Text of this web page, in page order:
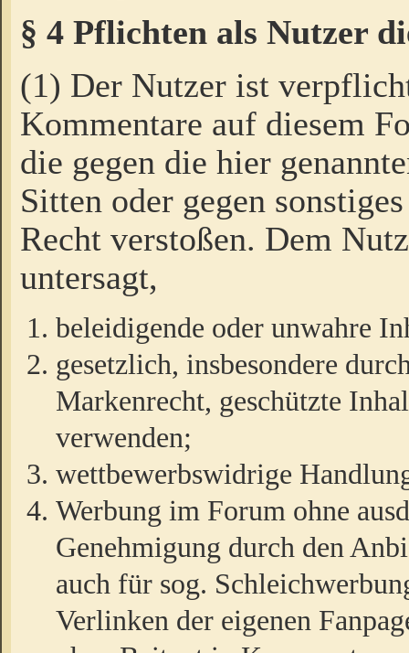
§ 4 Pflichten als Nutzer
(1) Der Nutzer ist
Kommentare auf diesem
die gegen die hier
Sitten oder gegen
Recht verstoßen. Dem
untersagt,
beleidigende oder unwahre
gesetzlich, insbesondere
Markenrecht, geschützte
verwenden;
wettbewerbswidrige
Werbung im Forum ohne
Genehmigung durch den
auch für sog.
Verlinken der eigenen